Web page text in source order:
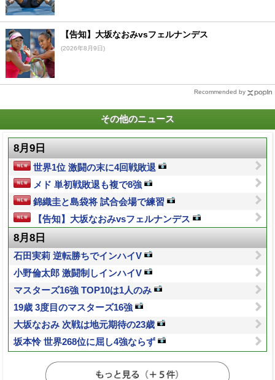
【告知】大坂なおみvsフェルナンデス
(2026年8月9日)
Recommended by
その他のニュース
8月9日
世界1位 激闘の末に4回戦敗退
メド 単初戦敗退も複で8強
錦織圭と島袋将 試合会場で練習
【告知】大坂なおみvsフェルナンデス
8月8日
石田実莉 逆転勝ちでインハイV
小野倫太郎 激闘制しインハイV
マスターズ16強 TOP10は1人のみ
19歳 3度目のマスターズ16強
大坂なおみ 次戦は地元期待の23歳
坂本怜 世界268位に屈し4強ならず